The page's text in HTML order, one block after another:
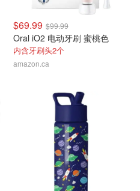
$69.99 $99.99
Oral iO2 电动牙刷 蜜桃色
内含牙刷头2个
amazon.ca